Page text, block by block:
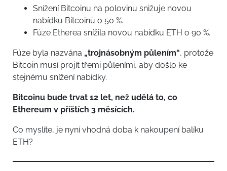
Snížení Bitcoinu na polovinu snižuje novou
nabídku Bitcoinů o 50 %.
Fúze Etherea snížila novou nabídku ETH o 90 %.
Fúze byla nazvána „trojnásobným půlením“, protože
Bitcoin musí projít třemi půleními, aby došlo ke
stejnému snížení nabídky.
Bitcoinu bude trvat 12 let, než udělá to, co
Ethereum v příštích 3 měsících.
Co myslíte, je nyní vhodná doba k nakoupení balíku
ETH?